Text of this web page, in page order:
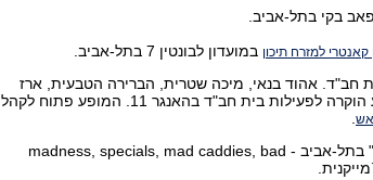
בקי בתל-אביב.
קאנטרי למזרח תיכון במועדון לבונטין 7 בתל-אביב.
חב"ד. אהוד בנאי, מיכה שטרית, הברירה הטבעית, ארז
לב ארי, דודי לוי ואמנים נוספים במופע הוקרה לפעילות בית חב"ד בהאנגר 11. המופע פתוח לקהל
ב"בלה לוגוסי" בתל-אביב - madness, specials, mad caddies, bad